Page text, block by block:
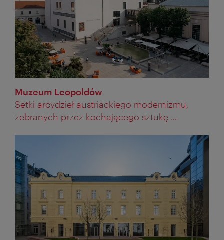
Muzeum Leopoldów
Setki arcydzieł austriackiego modernizmu,
zebranych przez kochającego sztukę ...